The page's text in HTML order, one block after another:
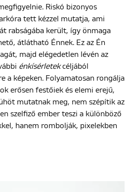
Riskó bizonyos
tett kézzel mutatja, ami
rabságába került, így önmaga
átlátható Énnek. Ez az Én
majd elégedetlen lévén az
énkísérletekcéljából
a képeken. Folyamatosan rongálja
erősen festőiek és elemi erejű,
mutatnak meg, nem szépítik az
szelfiző ember teszi a különböző
hanem rombolják, pixelekben